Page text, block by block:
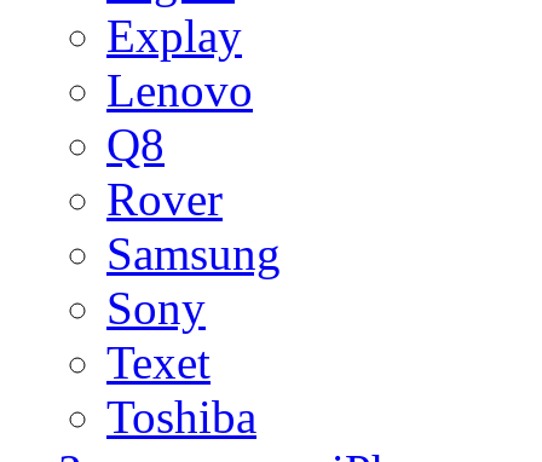
Explay
Lenovo
Q8
Rover
Samsung
Sony
Texet
Toshiba